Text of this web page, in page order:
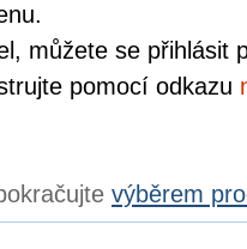
můžete se přihlásit
pomocí odkazu
výběrem